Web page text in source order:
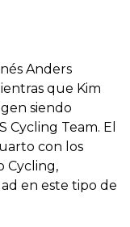
Anders
que Kim
siendo
Team. El
con los
Cycling,
en este tipo de